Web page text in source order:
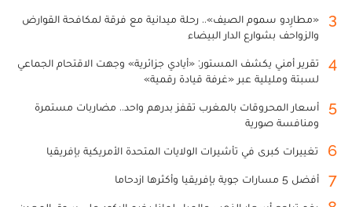
3
«مطارِدو سموم الصيف».. رحلة ميدانية مع فرقة لمكافحة القوارض
والزواحف بشوارع الدار البيضاء
4
تقرير أمني يكشف المستور: «أيادي جزائرية» وجهت الاقتحام الجماعي
لسبتة ومليلية عبر «غرفة قيادة رقمية»
5
أسعار المحروقات بالمغرب تقفز بدرهم واحد.. مضاربات مستمرة
ومنافسة صورية
6 تغييرات كبرى في تأشيرات الولايات المتحدة الأمريكية بإفريقيا
7 أفضل 5 مسارات جوية بإفريقيا وأكثرها ازدحاما